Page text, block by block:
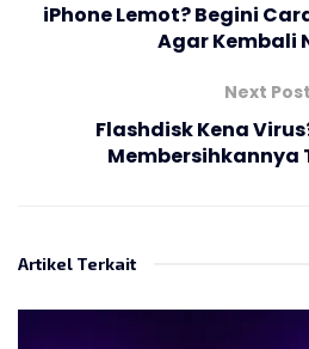
iPhone Lemot? Begini
Agar Kembali
Next Post
Flashdisk Kena
Membersihkannya
Artikel Terkait